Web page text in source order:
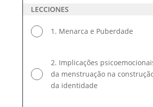
LECCIONES
1. Menarca e Puberdade
2. Implicações
da menstruação na
da identidade